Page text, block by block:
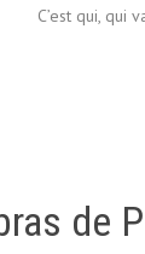
C’est qui, qui
de